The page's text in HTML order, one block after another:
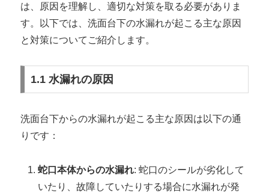
は、原因を理解し、適切な対策を取る必要がありま
す。以下では、洗面台下の水漏れが起こる主な原因
と対策についてご紹介します。
1.1 水漏れの原因
洗面台下からの水漏れが起こる主な原因は以下の通
りです：
蛇口本体からの水漏れ: 蛇口のシールが劣化して
いたり、故障していたりする場合に水漏れが発